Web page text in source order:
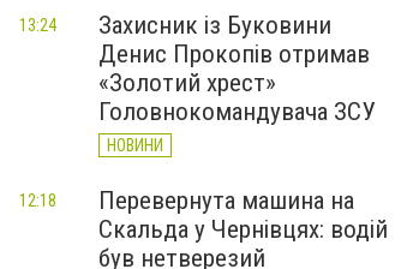
Захисник із Буковини
Денис Прокопів отримав
«Золотий хрест»
Головнокомандувача ЗСУ
НОВИНИ
13:24
Перевернута машина на
Скальда у Чернівцях: водій
був нетверезий
12:18